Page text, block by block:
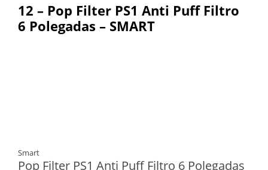
12 – Pop Filter PS1 Anti Puff Filtro
6 Polegadas – SMART
Smart
Pop Filter PS1 Anti Puff Filtro 6 Polegadas